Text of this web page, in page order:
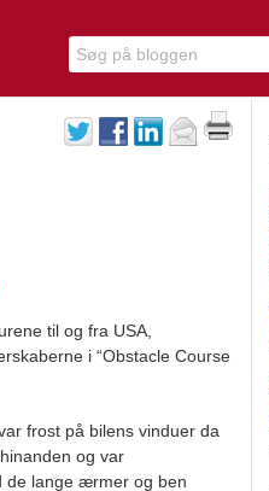
til og fra USA,
i “Obstacle Course
frost på bilens vinduer da
og var
de lange ærmer og ben